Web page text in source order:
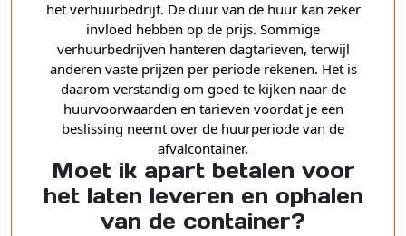
het verhuurbedrijf. De duur van de huur kan zeker
invloed hebben op de prijs. Sommige
verhuurbedrijven hanteren dagtarieven, terwijl
anderen vaste prijzen per periode rekenen. Het is
daarom verstandig om goed te kijken naar de
huurvoorwaarden en tarieven voordat je een
beslissing neemt over de huurperiode van de
afvalcontainer.
Moet ik apart betalen voor
het laten leveren en ophalen
van de container?